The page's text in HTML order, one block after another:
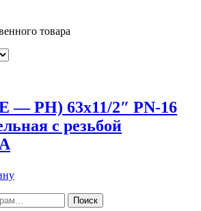
товара
— РН) 63х11/2″ PN-16
с резьбой
Поиск